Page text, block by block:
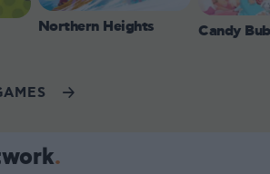
Northern Heights Candy